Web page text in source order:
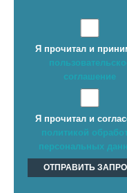
Я прочитал и
соглашение
Я прочитал и
политикой
персональных